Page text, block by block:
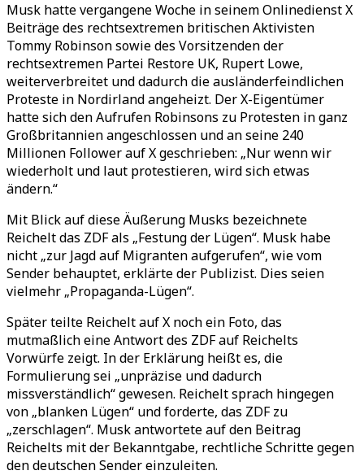
Musk hatte vergangene Woche in seinem Onlinedienst X
Beiträge des rechtsextremen britischen Aktivisten
Tommy Robinson sowie des Vorsitzenden der
rechtsextremen Partei Restore UK, Rupert Lowe,
weiterverbreitet und dadurch die ausländerfeindlichen
Proteste in Nordirland angeheizt. Der X-Eigentümer
hatte sich den Aufrufen Robinsons zu Protesten in ganz
Großbritannien angeschlossen und an seine 240
Millionen Follower auf X geschrieben: „Nur wenn wir
wiederholt und laut protestieren, wird sich etwas
ändern.“
Mit Blick auf diese Äußerung Musks bezeichnete
Reichelt das ZDF als „Festung der Lügen“. Musk habe
nicht „zur Jagd auf Migranten aufgerufen“, wie vom
Sender behauptet, erklärte der Publizist. Dies seien
vielmehr „Propaganda-Lügen“.
Später teilte Reichelt auf X noch ein Foto, das
mutmaßlich eine Antwort des ZDF auf Reichelts
Vorwürfe zeigt. In der Erklärung heißt es, die
Formulierung sei „unpräzise und dadurch
missverständlich“ gewesen. Reichelt sprach hingegen
von „blanken Lügen“ und forderte, das ZDF zu
„zerschlagen“. Musk antwortete auf den Beitrag
Reichelts mit der Bekanntgabe, rechtliche Schritte gegen
den deutschen Sender einzuleiten.